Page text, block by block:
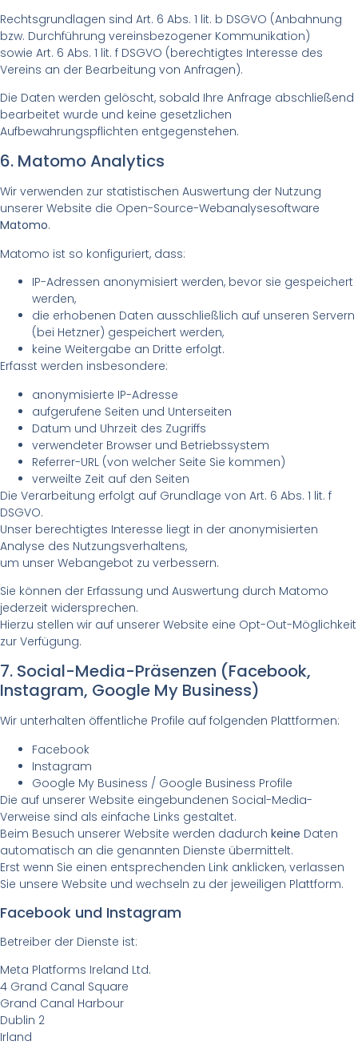
Rechtsgrundlagen sind Art. 6 Abs. 1 lit. b DSGVO (Anbahnung
bzw. Durchführung vereinsbezogener Kommunikation)
sowie Art. 6 Abs. 1 lit. f DSGVO (berechtigtes Interesse des
Vereins an der Bearbeitung von Anfragen).
Die Daten werden gelöscht, sobald Ihre Anfrage abschließend
bearbeitet wurde und keine gesetzlichen
Aufbewahrungspflichten entgegenstehen.
6. Matomo Analytics
Wir verwenden zur statistischen Auswertung der Nutzung
unserer Website die Open-Source-Webanalysesoftware
Matomo.
Matomo ist so konfiguriert, dass:
IP-Adressen anonymisiert werden, bevor sie gespeichert
werden,
die erhobenen Daten ausschließlich auf unseren Servern
(bei Hetzner) gespeichert werden,
keine Weitergabe an Dritte erfolgt.
Erfasst werden insbesondere:
anonymisierte IP-Adresse
aufgerufene Seiten und Unterseiten
Datum und Uhrzeit des Zugriffs
verwendeter Browser und Betriebssystem
Referrer-URL (von welcher Seite Sie kommen)
verweilte Zeit auf den Seiten
Die Verarbeitung erfolgt auf Grundlage von Art. 6 Abs. 1 lit. f
DSGVO.
Unser berechtigtes Interesse liegt in der anonymisierten
Analyse des Nutzungsverhaltens,
um unser Webangebot zu verbessern.
Sie können der Erfassung und Auswertung durch Matomo
jederzeit widersprechen.
Hierzu stellen wir auf unserer Website eine Opt-Out-Möglichkeit
zur Verfügung.
7. Social-Media-Präsenzen (Facebook,
Instagram, Google My Business)
Wir unterhalten öffentliche Profile auf folgenden Plattformen:
Facebook
Instagram
Google My Business / Google Business Profile
Die auf unserer Website eingebundenen Social-Media-
Verweise sind als einfache Links gestaltet.
Beim Besuch unserer Website werden dadurch keine Daten
automatisch an die genannten Dienste übermittelt.
Erst wenn Sie einen entsprechenden Link anklicken, verlassen
Sie unsere Website und wechseln zu der jeweiligen Plattform.
Facebook und Instagram
Betreiber der Dienste ist:
Meta Platforms Ireland Ltd.
4 Grand Canal Square
Grand Canal Harbour
Dublin 2
Irland